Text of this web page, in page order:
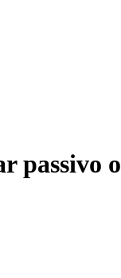
passivo